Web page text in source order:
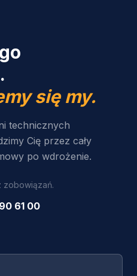
się my.
technicznych
Cię przez cały
po wdrożenie.
zobowiązań.
61 00